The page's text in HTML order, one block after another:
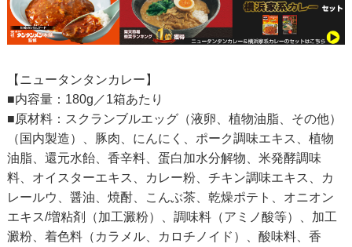
【ニュータンタンカレー】
■内容量：180g／1箱あたり
■原材料：スクランブルエッグ（液卵、植物油脂、その他）
（国内製造）、豚肉、にんにく、ポーク調味エキス、植物
油脂、還元水飴、香辛料、蛋白加水分解物、米発酵調味
料、オイスターエキス、カレー粉、チキン調味エキス、カ
レールウ、醤油、焼酎、こんぶ茶、乾燥ポテト、オニオン
エキス/増粘剤（加工澱粉）、調味料（アミノ酸等）、加工
澱粉、着色料（カラメル、カロチノイド）、酸味料、香